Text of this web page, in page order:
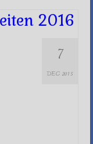
7
DEC 2015